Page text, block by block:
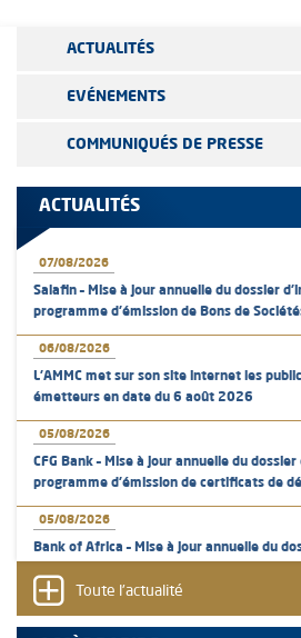
ACTUALITÉS
EVÉNEMENTS
COMMUNIQUÉS DE PRESSE
ACTUALITÉS
07/08/2026
Salafin – Mise à jour annuelle du dossier
programme d'émission de Bons de
06/08/2026
L’AMMC met sur son site internet les
émetteurs en date du 6 août 2026
05/08/2026
CFG Bank – Mise à jour annuelle du
programme d'émission de certificats de
05/08/2026
Bank of Africa – Mise à jour annuelle du
05/08/2026
L’AMMC met sur son site internet les
Toute l'actualité